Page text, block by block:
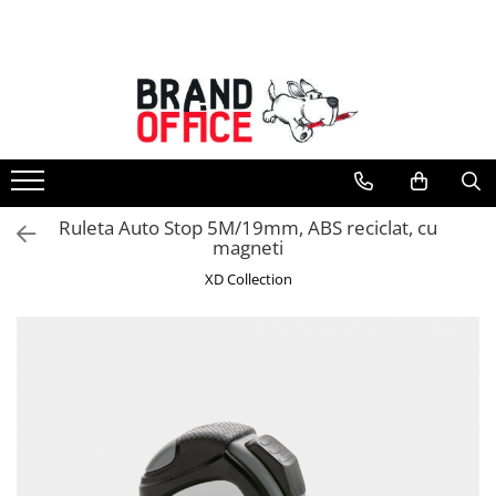
Unitate Protejata - PRODUCTIE
Hartie copiator si produse
tipografice
Produse consumabile din hartie
Detergenti si dezinfectanti
Hartie si articole din hartie
Ruleta Auto Stop 5M/19mm, ABS reciclat, cu
magneti
XD Collection